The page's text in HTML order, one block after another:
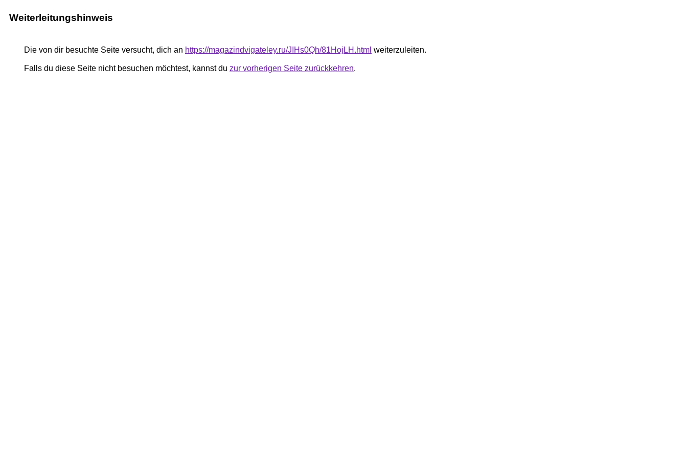
Weiterleitungshinweis
Die von dir besuchte Seite versucht, dich an https://magazindvigateley.ru/JIHs0Qh/81HojLH.html weiterzuleiten.
Falls du diese Seite nicht besuchen möchtest, kannst du zur vorherigen Seite zurückkehren.